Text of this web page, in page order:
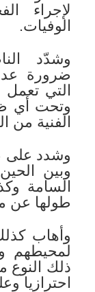
لإجراء
الوفيات.
وشدّد
ضرورة
التي تعمل
وتحت أي
الفنية من
وشدد على
وبين
السامة
طولها عن
وأهاب
لمحيطهم
ذلك
احترازيا